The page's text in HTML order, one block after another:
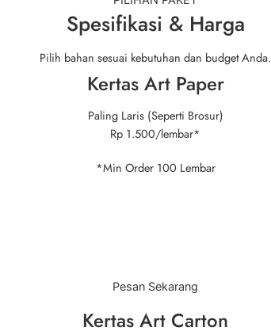
Spesifikasi & Harga
Pilih bahan sesuai kebutuhan dan budget Anda.
Kertas Art Paper
Paling Laris (Seperti Brosur)
Rp 1.500/lembar*
*Min Order 100 Lembar
Pesan Sekarang
Kertas Art Carton